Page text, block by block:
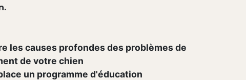
les causes profondes des problèmes de
de votre chien
un programme d'éducation